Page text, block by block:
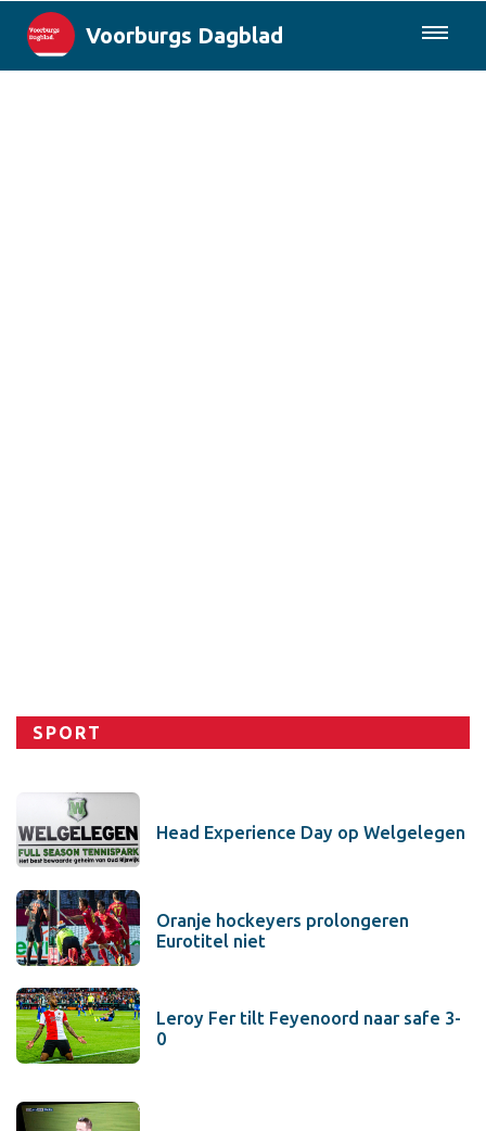
Voorburgs Dagblad
SPORT
Head Experience Day op Welgelegen
Oranje hockeyers prolongeren
Eurotitel niet
Leroy Fer tilt Feyenoord naar safe 3-
0